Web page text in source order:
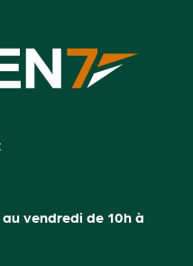
vendredi de 10h à